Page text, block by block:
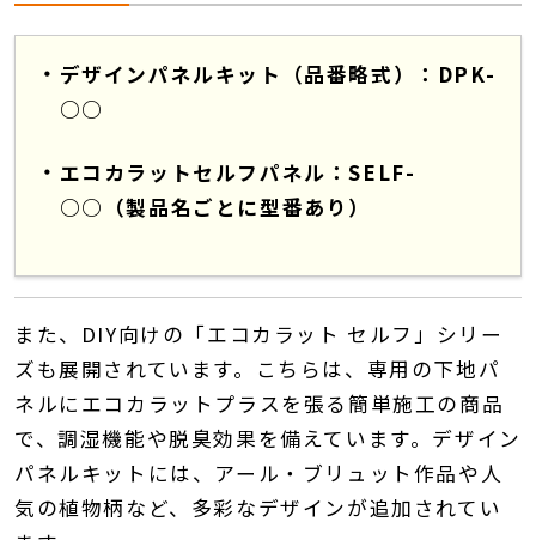
デザインパネルキット（品番略式）：DPK-
○○
エコカラットセルフパネル：SELF-
○○（製品名ごとに型番あり）
また、DIY向けの「エコカラット セルフ」シリー
ズも展開されています。
こちらは、専用の下地パ
ネルにエコカラットプラスを張る簡単施工の商品
で、調湿機能や脱臭効果を備えています。 デザイン
パネルキットには、アール・ブリュット作品や人
気の植物柄など、多彩なデザインが追加されてい